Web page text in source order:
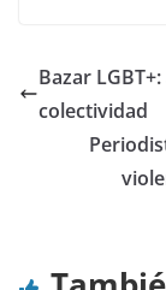
Bazar
colectividad